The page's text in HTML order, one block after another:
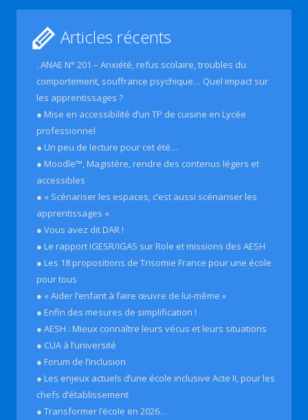
Articles récents
. ANAE N° 201 – Anxiété, refus scolaire, troubles du
comportement, souffrance psychique… Quel impact sur
les apprentissages ?
● Mise en accessibilité d’un TP de cuisine en Lycée
professionnel
● Un peu de lecture pour cet été…
● Moodle™, Magistère, rendre des contenus légers et
accessibles
● « Scénariser les espaces, c’est aussi scénariser les
apprentissages «
● Vous avez dit DAR !
● Le rapport IGESR/IGAS sur Role et missions des AESH
● Les 18 propositions de Trisomie France pour une école
pour tous
● « Aider l’enfant à faire œuvre de lui-même »
● Enfin des mesures de simplification !
● AESH : Mieux connaître leurs vécus et leurs situations
● CUA à l’université
● Forum de l’inclusion
● Les enjeux actuels d’une école inclusive Acte II, pour les
chefs d’établissement
● Transformer l’école en 2026…